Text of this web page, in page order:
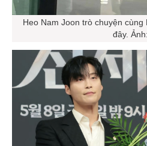
Heo Nam Joon trò chuyện
đây.